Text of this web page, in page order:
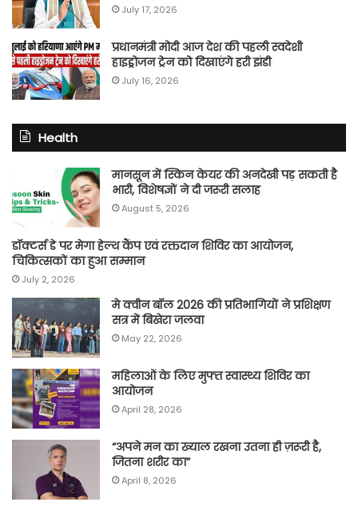
July 17, 2026
प्रधानमंत्री मोदी आज देश की पहली स्वदेशी
हाइड्रोजन ट्रेन को दिखाएंगे हरी झंडी
July 16, 2026
Health
मानसून में स्किन केयर की अनदेखी पड़ सकती है
भारी, विशेषज्ञों ने दी जरूरी सलाह
August 5, 2026
डॉक्टर्स डे पर मेगा हेल्थ कैंप एवं रक्तदान शिविर का आयोजन,
चिकित्सकों का हुआ सम्मान
July 2, 2026
मे क्वीन बॉल 2026 की प्रतिभागियों ने प्रशिक्षण
सत्र में बिखेरा जलवा
May 22, 2026
महिलाओं के लिए मुफ्त स्वास्थ्य शिविर का
आयोजन
April 28, 2026
“अपने मन का ख्याल रखना उतना ही ज़रूरी है,
जितना शरीर का”
April 8, 2026